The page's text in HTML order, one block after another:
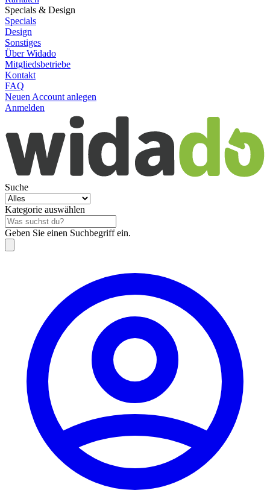
Specials & Design
Specials
Design
Sonstiges
Über Widado
Mitgliedsbetriebe
Kontakt
FAQ
Neuen Account anlegen
Anmelden
Suche
Kategorie auswählen
Geben Sie einen Suchbegriff ein.